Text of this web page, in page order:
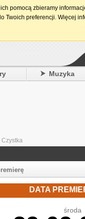
Muzyka
Czystka
DATA
środa
pomocą zbieramy
Twoich preferencji. Więcej